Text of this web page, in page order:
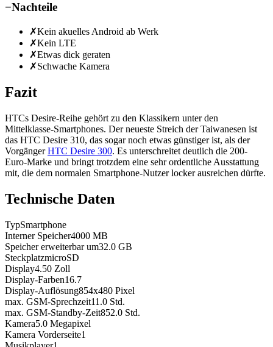
−Nachteile
✗Kein akuelles Android ab Werk
✗Kein LTE
✗Etwas dick geraten
✗Schwache Kamera
Fazit
HTCs Desire-Reihe gehört zu den Klassikern unter den
Mittelklasse-Smartphones. Der neueste Streich der Taiwanesen ist
das HTC Desire 310, das sogar noch etwas günstiger ist, als der
VorgängerHTC Desire 300. Es unterschreitet deutlich die 200-
Euro-Marke und bringt trotzdem eine sehr ordentliche Ausstattung
mit, die dem normalen Smartphone-Nutzer locker ausreichen dürfte.
Technische Daten
TypSmartphone
Interner Speicher4000 MB
Speicher erweiterbar um32.0 GB
SteckplatzmicroSD
Display4.50 Zoll
Display-Farben16.7
Display-Auflösung854x480 Pixel
max. GSM-Sprechzeit11.0 Std.
max. GSM-Standby-Zeit852.0 Std.
Kamera5.0 Megapixel
Kamera Vorderseite1